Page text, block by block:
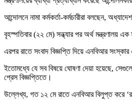
আন্দোলনে নামা কর্মকর্তা-কর্মচারীরা বলছেন,
বৃহস্পতিবার (২২ মে) সন্ধ্যার পর অর্থ মন্ত্রণালয়
এরপর রাতে সংবাদ বিজ্ঞপ্তি দিয়ে এনবিআর
ইতোমধ্যে যে সব বিষয়ে ঘোষণা দেয়া হয়েছে,
প্রেস বিজ্ঞপ্তিতে।
উল্লেখ্য, গত ১২ মে রাতে এনবিআর বিলুপ্ত করে